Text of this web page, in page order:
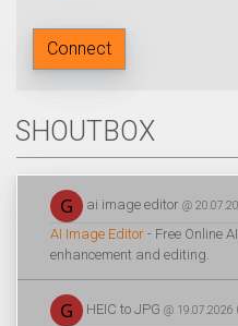
Connect
SHOUTBOX
ai image editor @
AI Image Editor - Free Online
enhancement and editing.
HEIC to JPG @ 19.07.2026